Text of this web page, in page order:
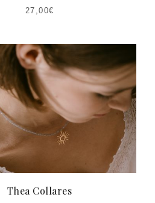
27,00€
Thea Collares